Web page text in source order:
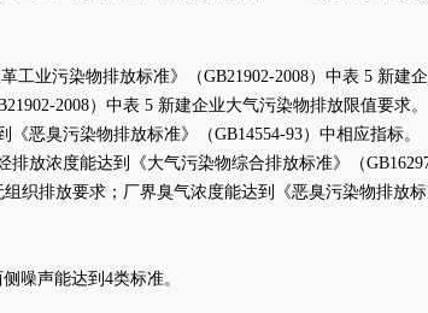
工业污染物排放标准》（GB21902-2008）中表 5 新建
2008）中表 5 新建企业大气污染物排放限值要求
恶臭污染物排放标准》（GB14554-93）中相应指标。
排放浓度能达到《大气污染物综合排放标准》（
织排放要求；厂界臭气浓度能达到《恶臭污染物排放
噪声能达到4类标准。